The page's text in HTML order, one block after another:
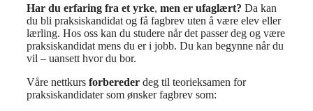
Har du erfaring fra et yrke, men er ufaglært? Da kan
du bli praksiskandidat og få fagbrev uten å være elev eller
lærling. Hos oss kan du studere når det passer deg og være
praksiskandidat mens du er i jobb. Du kan begynne når du
vil – uansett hvor du bor.
Våre nettkurs forbereder deg til teorieksamen for
praksiskandidater som ønsker fagbrev som: